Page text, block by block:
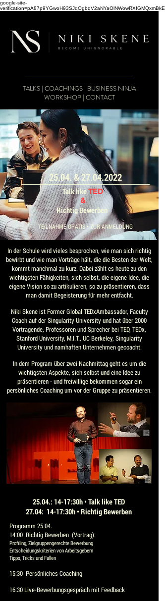
google-site-
verification=pA87p9YGwoH93SJqOgbqV2aNYaOlNWowRXfGMQxmBkE
TALKS | COACHINGS | BUSINESS NINJA
WORKSHOP| CONTACT
25.04. &27.04.2022
Talk likeTED
&
Richtig Bewerben
TEILNAHME GRATIS • ZUR ANMELDUNG
In der Schule wird vieles besprochen, wie man sich richtig
bewirbt und wie man Vorträge hält, die die Besten der Welt,
kommt manchmal zu kurz. Dabei zählt es heute zu den
wichtigsten Fähigkeiten, sich selbst, die eigene Idee, die
eigene Vision so zu artikulieren, so zu präsentieren, dass
man damit Begeisterung für mehr entfacht.
Niki Skene ist Former Global TEDxAmbassador, Faculty
Coach auf der Singularity University und hat über 2000
Vortragende, Professoren und Sprecher bei TED, TEDx,
Stanford University, M.I.T., UC Berkeley, Singularity
University und namhaften Unternehmen gecoacht.
In dem Program über zwei Nachmittag geht es um die
wichtigsten Aspekte, sich selbst und eine Idee zu
präsentieren - und freiwillige bekommen sogar ein
persönliches Coaching um vor der Gruppe zu präsentieren.
25.04.: 14-17:30h • Talk like TED
27.04: 14-17:30h • Richtig Bewerben
Programm 25.04.
14:00 Richtig Bewerben (Vortrag):
Profiling, Zielgruppengerechte Bewerbung
Entscheidungskriterien von Arbeitsgebern
Tipps, Tricks und Fallen
15:30 Persönliches Coaching
16:30 Live-Bewerbungsgespräch mit Feedback